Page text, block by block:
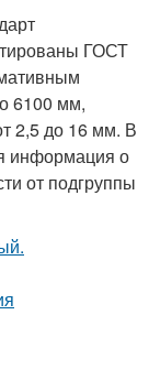
ГОСТ
6100 мм,
2,5 до 16 мм. В
информация о
от подгруппы